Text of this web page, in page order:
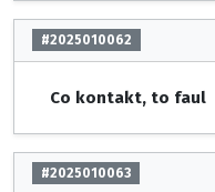
#2025010062
Co kontakt, to faul
#2025010063